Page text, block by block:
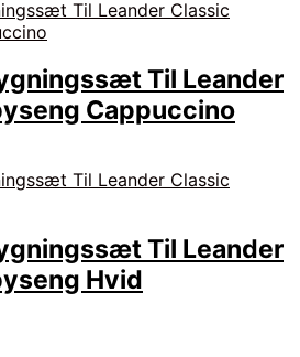
Til Leander
Cappuccino
Til Leander
Hvid